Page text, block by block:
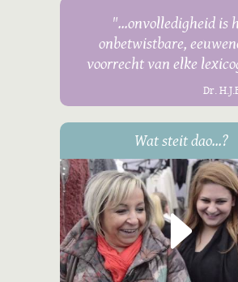
"...onvolledigheid is
onbetwistbare,
voorrecht van elke
Dr.
Wat steit dao...?